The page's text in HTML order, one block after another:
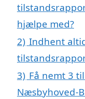
hjælpe med?
2) Indhent
3) Få nemt 3
Næsbyhoved-